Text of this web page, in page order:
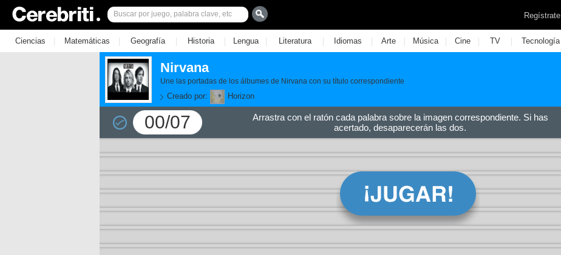
Regístrate
Ciencias | Matemáticas | Geografía | Historia | Lengua | Literatura | Idiomas | Arte | Música | Cine | TV | Tecnología
Nirvana
Une las portadas de los álbumes de Nirvana con su título correspondiente
Creado por: Horizon
00/07
Arrastra con el ratón cada palabra sobre la imagen correspondiente. Si has
acertado, desaparecerán las dos.